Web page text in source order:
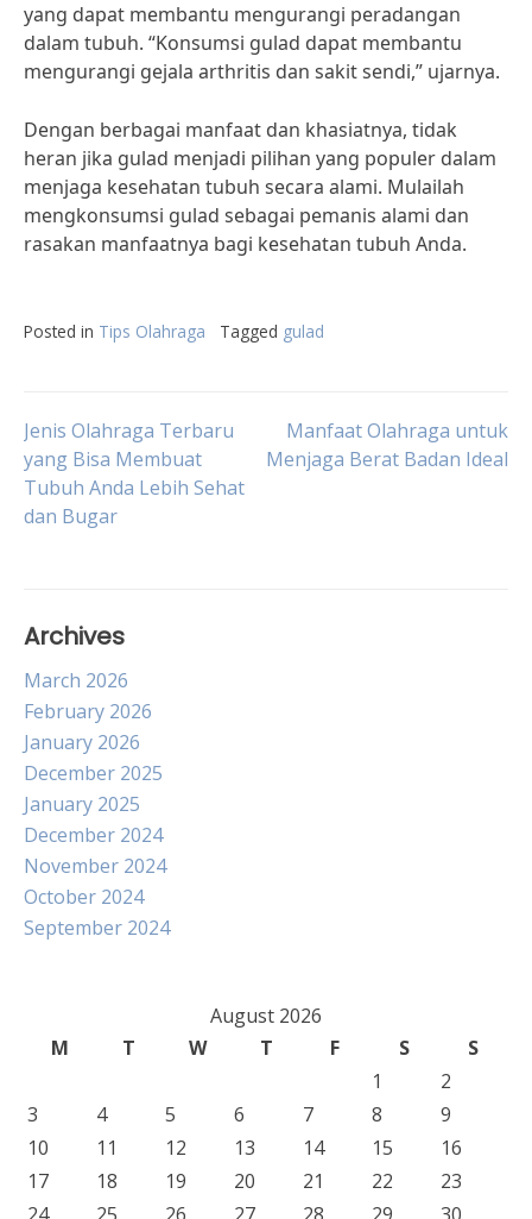
yang dapat membantu mengurangi peradangan
dalam tubuh. “Konsumsi gulad dapat membantu
mengurangi gejala arthritis dan sakit sendi,” ujarnya.
Dengan berbagai manfaat dan khasiatnya, tidak
heran jika gulad menjadi pilihan yang populer dalam
menjaga kesehatan tubuh secara alami. Mulailah
mengkonsumsi gulad sebagai pemanis alami dan
rasakan manfaatnya bagi kesehatan tubuh Anda.
Posted in Tips Olahraga Tagged gulad
Post
navigation
Jenis Olahraga Terbaru
yang Bisa Membuat
Tubuh Anda Lebih Sehat
dan Bugar
Manfaat Olahraga untuk
Menjaga Berat Badan Ideal
Archives
March 2026
February 2026
January 2026
December 2025
January 2025
December 2024
November 2024
October 2024
September 2024
August 2026
M
T W T F S
S
1
2
3
4 5 6 7 8
9
10
11 12 13 14 15
16
17
18 19 20 21 22
23